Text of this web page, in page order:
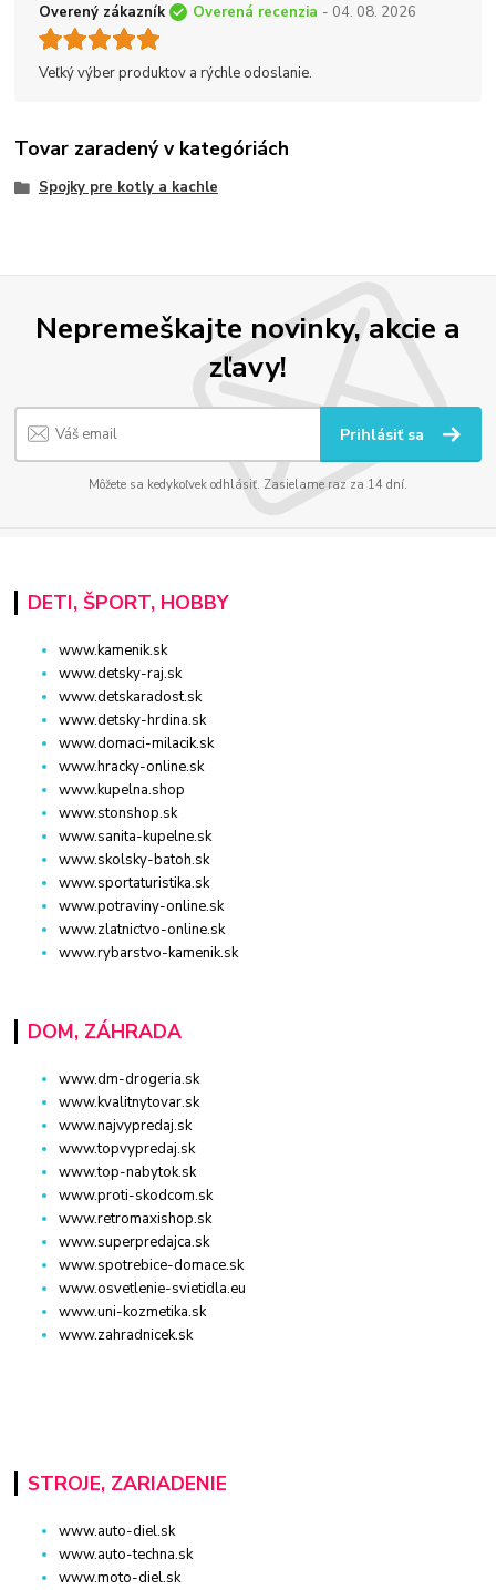
Overený zákazník Overená recenzia - 04. 08. 2026
Veľký výber produktov a rýchle odoslanie.
Tovar zaradený v kategóriách
Spojky pre kotly a kachle
Nepremeškajte novinky, akcie a
zľavy!
Prihlásiť sa
Môžete sa kedykoľvek odhlásiť. Zasielame raz za 14 dní.
DETI, ŠPORT, HOBBY
www.kamenik.sk
www.detsky-raj.sk
www.detskaradost.sk
www.detsky-hrdina.sk
www.domaci-milacik.sk
www.hracky-online.sk
www.kupelna.shop
www.stonshop.sk
www.sanita-kupelne.sk
www.skolsky-batoh.sk
www.sportaturistika.sk
www.potraviny-online.sk
www.zlatnictvo-online.sk
www.rybarstvo-kamenik.sk
DOM, ZÁHRADA
www.dm-drogeria.sk
www.kvalitnytovar.sk
www.najvypredaj.sk
www.topvypredaj.sk
www.top-nabytok.sk
www.proti-skodcom.sk
www.retromaxishop.sk
www.superpredajca.sk
www.spotrebice-domace.sk
www.osvetlenie-svietidla.eu
www.uni-kozmetika.sk
www.zahradnicek.sk
STROJE, ZARIADENIE
www.auto-diel.sk
www.auto-techna.sk
www.moto-diel.sk